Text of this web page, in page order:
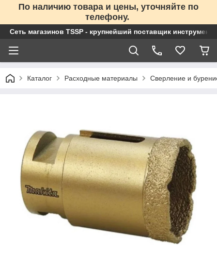
По наличию товара и цены, уточняйте по
телефону.
Сеть магазинов TSSP - крупнейший поставщик
Каталог Расходные материалы Сверление и